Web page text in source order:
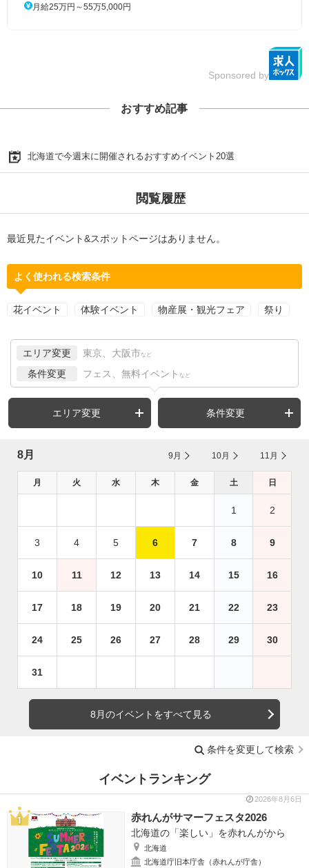
月給25万円～55万5,000円
Sponsored by
おすすめ記事
北海道で今週末に開催されるおすすめイベント20選
閲覧履歴
最近見たイベント&スポットページはありません。
よく使われる検索条件
花イベント 体験イベント 物産展・観光フェア 祭り
エリア変更 東京、大阪市 など
条件変更 フェス、無料イベント など
エリア変更 条件変更
8月 9月 10月 11月
月 火 水 木 金 土 日
1 2
3 4 5 6 7 8 9
10 11 12 13 14 15 16
17 18 19 20 21 22 23
24 25 26 27 28 29 30
31
8月のイベントをすべて見る
条件を変更して検索
イベントランキング
2026年8月6日
赤れんがサマーフェスタ2026
北海道の「楽しい」を赤れんがから
北海道
北海道庁旧本庁舎（赤れんが庁舎）